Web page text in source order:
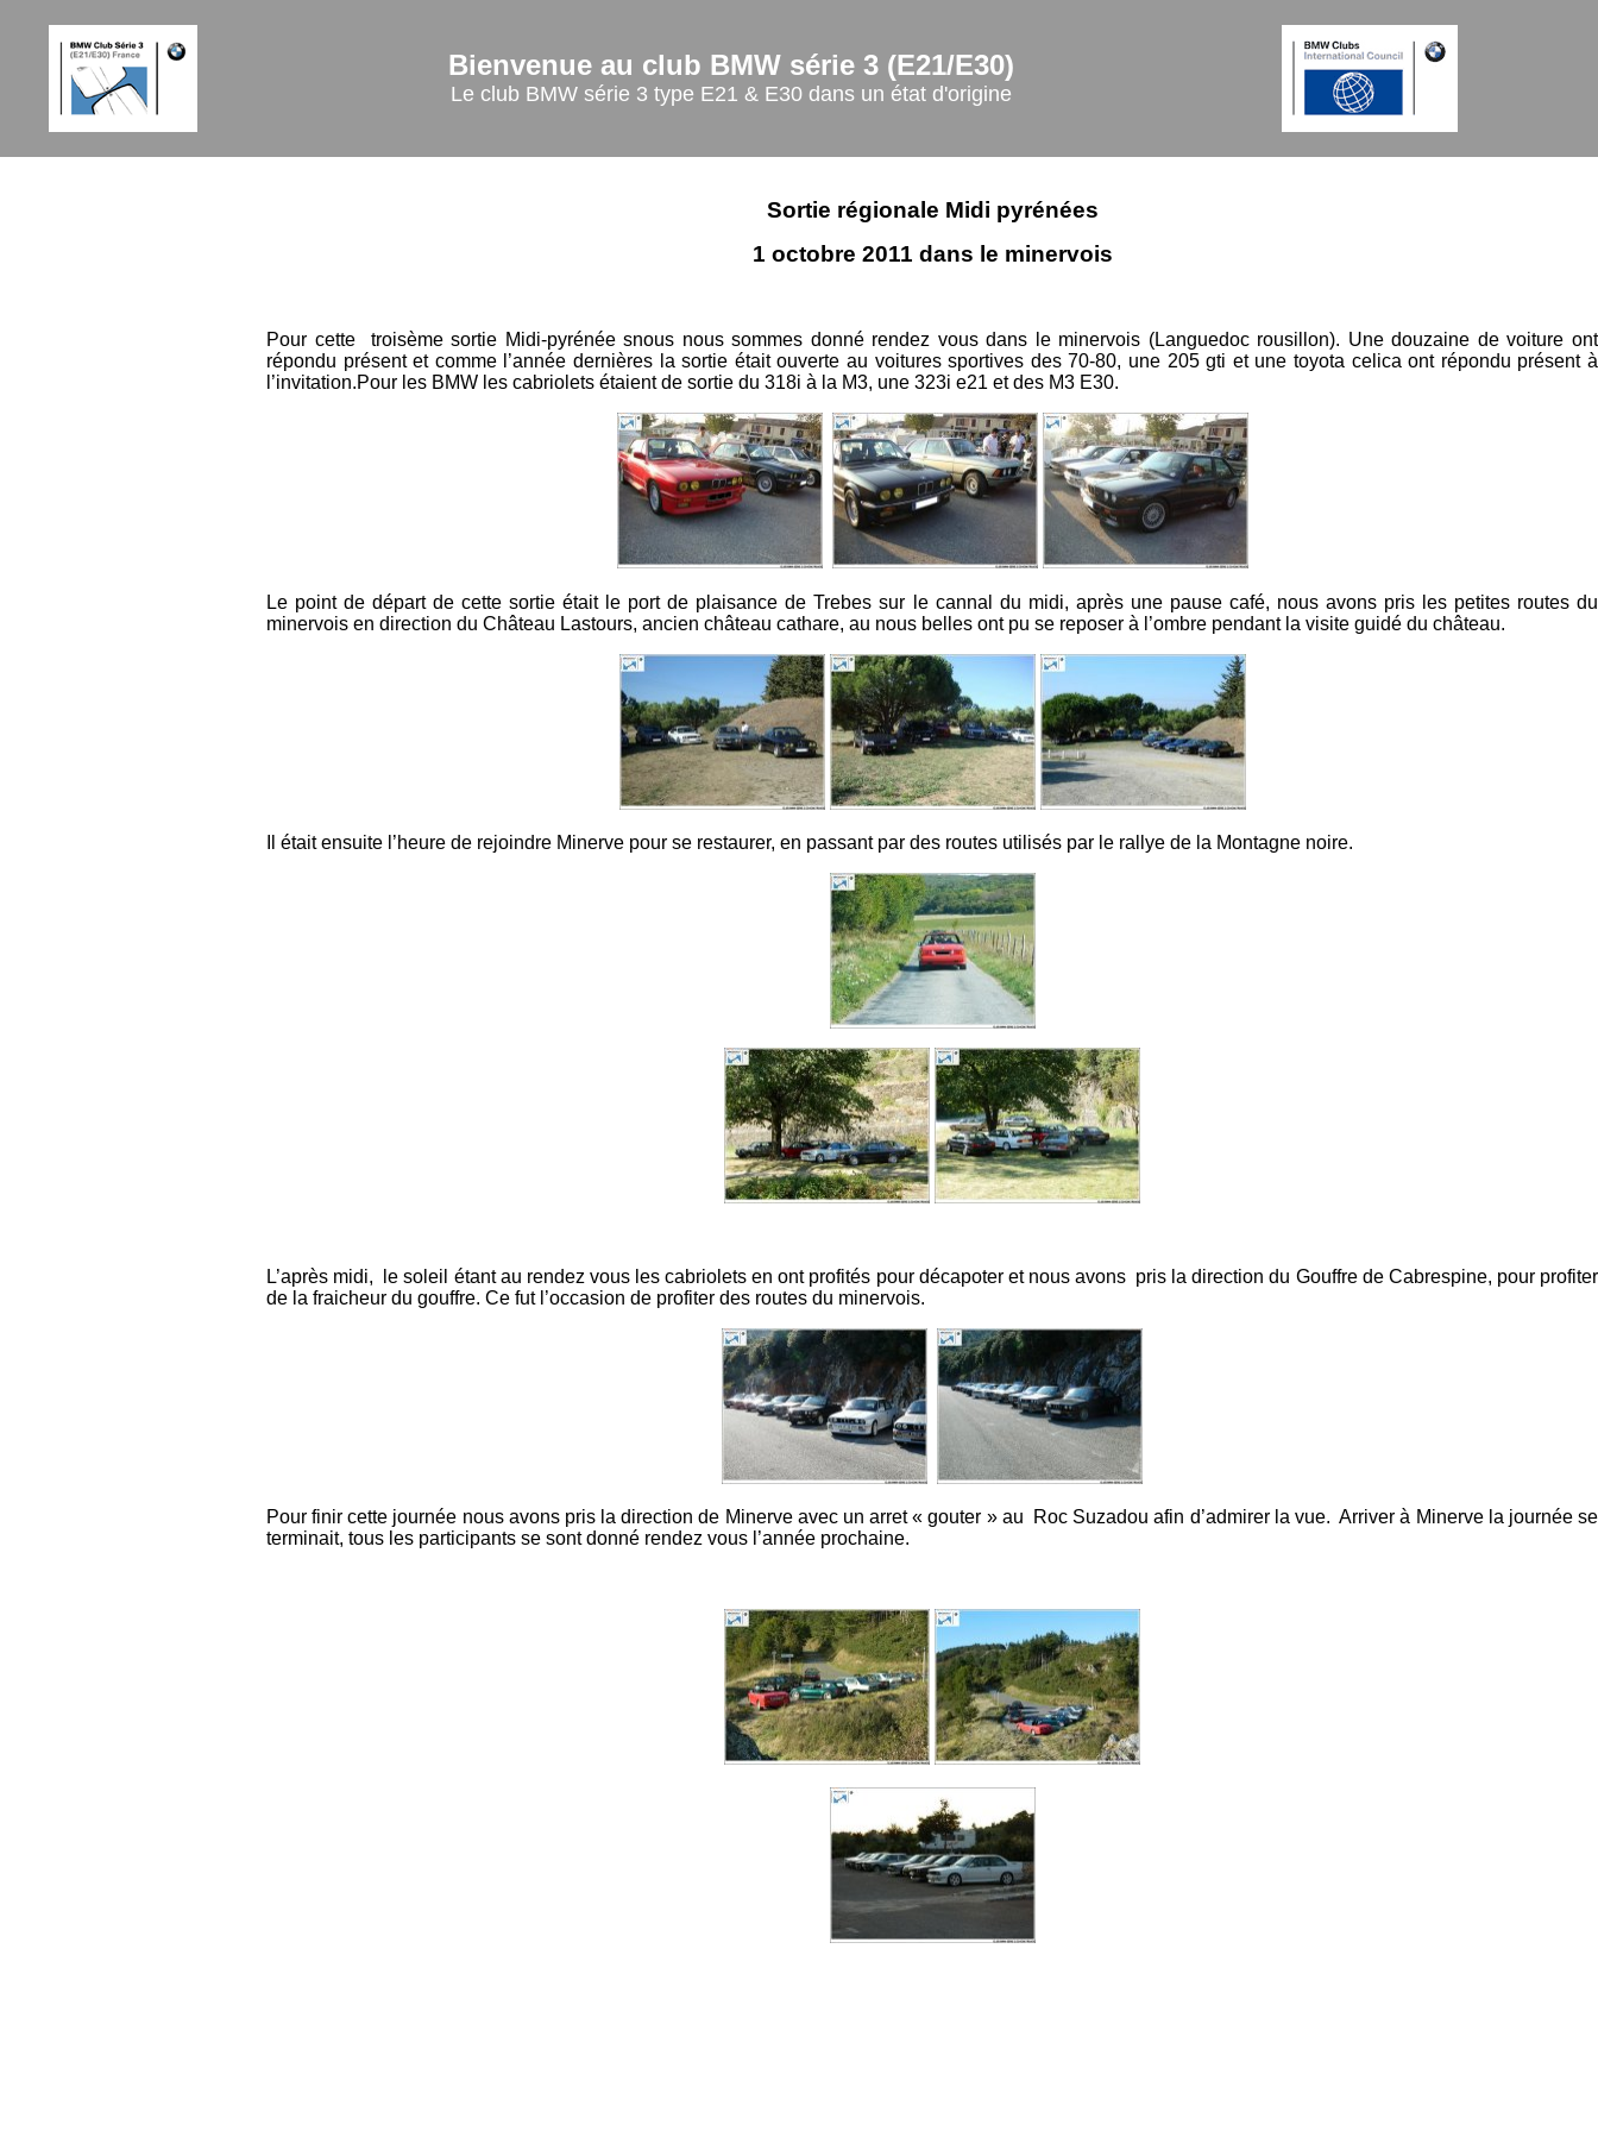
Bienvenue au club BMW série 3 (E21/E30)
Le club BMW série 3 type E21 & E30 dans un état d'origine
Sortie régionale Midi pyrénées
1 octobre 2011 dans le minervois
Pour cette troisème sortie Midi-pyrénée snous nous sommes donné rendez vous dans le minervois (Languedoc rousillon). Une douzaine de voiture ont
répondu présent et comme l’année dernières la sortie était ouverte au voitures sportives des 70-80, une 205 gti et une toyota celica ont répondu présent à
l’invitation.Pour les BMW les cabriolets étaient de sortie du 318i à la M3, une 323i e21 et des M3 E30.
Le point de départ de cette sortie était le port de plaisance de Trebes sur le cannal du midi, après une pause café, nous avons pris les petites routes du
minervois en direction du Château Lastours, ancien château cathare, au nous belles ont pu se reposer à l’ombre pendant la visite guidé du château.
Il était ensuite l’heure de rejoindre Minerve pour se restaurer, en passant par des routes utilisés par le rallye de la Montagne noire.
L’après midi, le soleil étant au rendez vous les cabriolets en ont profités pour décapoter et nous avons pris la direction du Gouffre de Cabrespine, pour profiter
de la fraicheur du gouffre. Ce fut l’occasion de profiter des routes du minervois.
Pour finir cette journée nous avons pris la direction de Minerve avec un arret « gouter » au Roc Suzadou afin d’admirer la vue. Arriver à Minerve la journée se
terminait, tous les participants se sont donné rendez vous l’année prochaine.